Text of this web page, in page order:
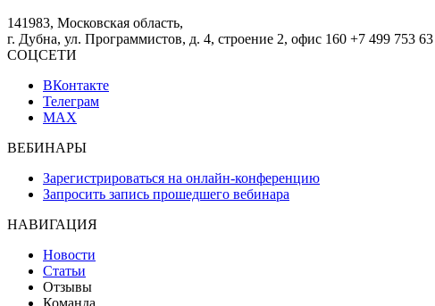
141983, Московская область,
г. Дубна, ул. Программистов, д. 4, строение 2, офис 160 +7 499 753
СОЦСЕТИ
ВКонтакте
Телеграм
MAX
ВЕБИНАРЫ
Зарегистрироваться на онлайн-конференцию
Запросить запись прошедшего вебинара
НАВИГАЦИЯ
Новости
Статьи
Отзывы